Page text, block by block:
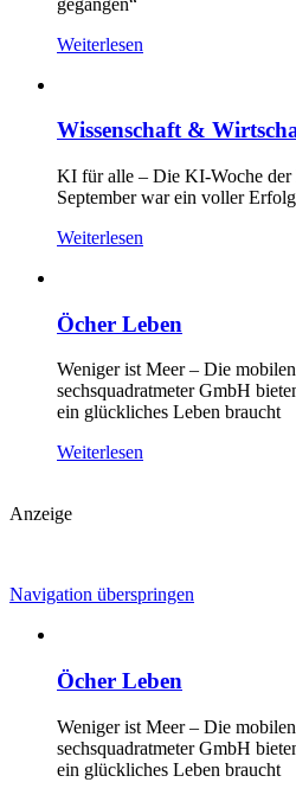
Weiterlesen
Wissenschaft &
KI für alle – Die KI-Woche
September war ein voller Erfolg
Weiterlesen
Öcher Leben
Weniger ist Meer – Die
sechsquadratmeter GmbH
ein glückliches Leben braucht
Weiterlesen
Anzeige
Navigation überspringen
Öcher Leben
Weniger ist Meer – Die
sechsquadratmeter GmbH
ein glückliches Leben braucht